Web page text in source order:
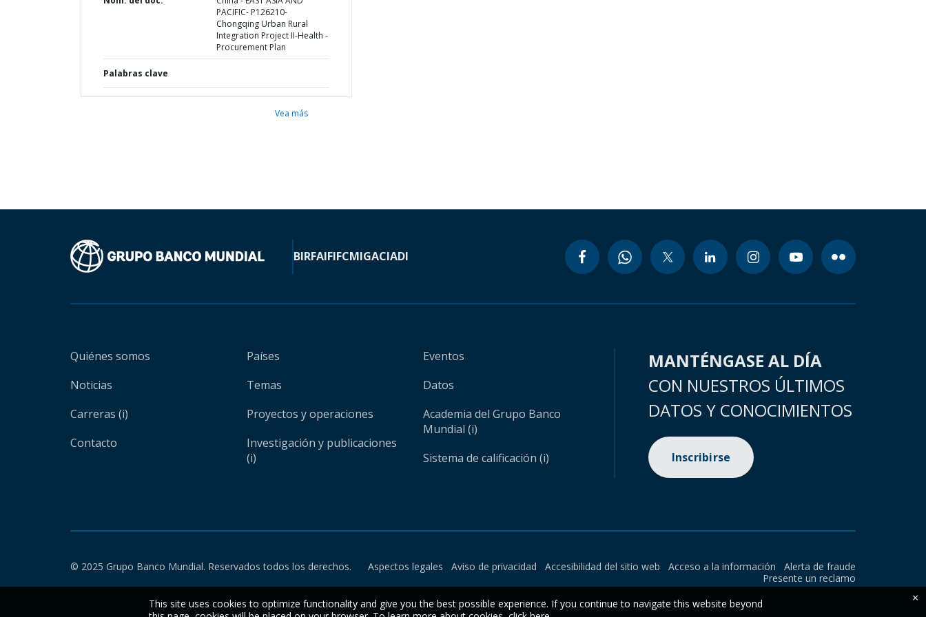
PACIFIC- P126210-
Chongqing Urban Rural
Integration Project II-Health -
Procurement Plan
Palabras clave
Vea más
BIRFAIFIFCMIGACIADI
Quiénes somos
Noticias
Carreras (i)
Contacto
Países
Temas
Proyectos y operaciones
Investigación y publicaciones
(i)
Eventos
Datos
Academia del Grupo Banco
Mundial (i)
Sistema de calificación (i)
MANTÉNGASE AL DÍA
CON NUESTROS ÚLTIMOS
DATOS Y CONOCIMIENTOS
Inscribirse
© 2025 Grupo Banco Mundial. Reservados todos los derechos. Aspectos legales Aviso de privacidad Accesibilidad del sitio web Acceso a la información
Alerta de fraude
Presente un reclamo
This site uses cookies to optimize functionality and give you the best possible experience. If you continue to navigate this website beyond
×